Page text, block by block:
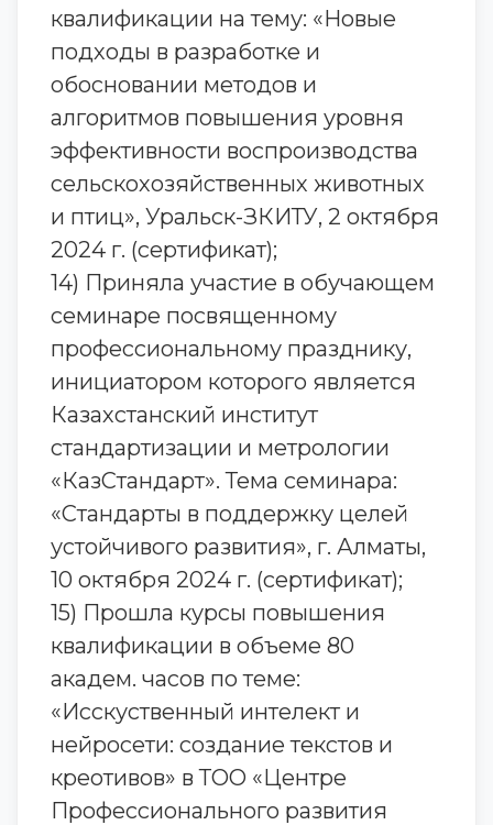
квалификации на тему: «Новые
подходы в разработке и
обосновании методов и
алгоритмов повышения уровня
эффективности воспроизводства
сельскохозяйственных животных
и птиц», Уральск-ЗКИТУ, 2 октября
2024 г. (сертификат);
14) Приняла участие в обучающем
семинаре посвященному
профессиональному празднику,
инициатором которого является
Казахстанский институт
стандартизации и метрологии
«КазСтандарт». Тема семинара:
«Стандарты в поддержку целей
устойчивого развития», г. Алматы,
10 октября 2024 г. (сертификат);
15) Прошла курсы повышения
квалификации в объеме 80
академ. часов по теме:
«Исскуственный интелект и
нейросети: создание текстов и
креотивов» в ТОО «Центре
Профессионального развития